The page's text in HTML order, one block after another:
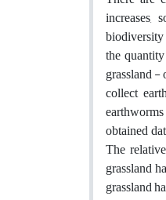
increases,
the
grassland -
collect
obtained
The
grassland
grassland